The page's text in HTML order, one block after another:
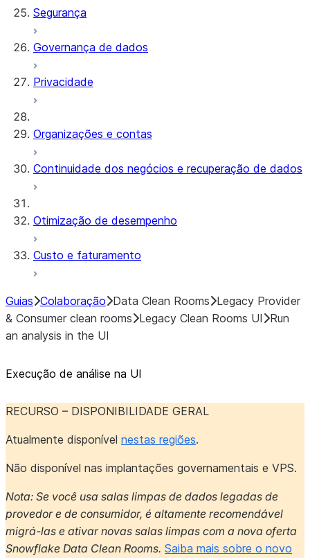
Segurança
Governança de dados
Privacidade
Organizações e contas
Continuidade dos negócios e recuperação de dados
Otimização de desempenho
Custo e faturamento
Guias Colaboração Data Clean Rooms Legacy Provider
& Consumer clean rooms Legacy Clean Rooms UI
Run
an analysis in the UI
Execução de análise na UI
RECURSO – DISPONIBILIDADE GERAL
Atualmente disponível nestas regiões.
Não disponível nas implantações governamentais e VPS.
Nota: Se você usa salas limpas de dados legadas de
provedor e de consumidor, é altamente recomendável
migrá-las e ativar novas salas limpas com a nova oferta
Snowflake Data Clean Rooms. Saiba mais sobre o novo